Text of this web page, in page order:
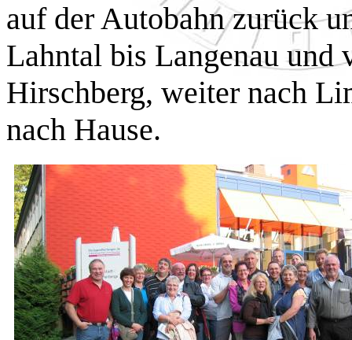
auf der Autobahn zurück
Lahntal bis Langenau und
Hirschberg, weiter nach
nach Hause.